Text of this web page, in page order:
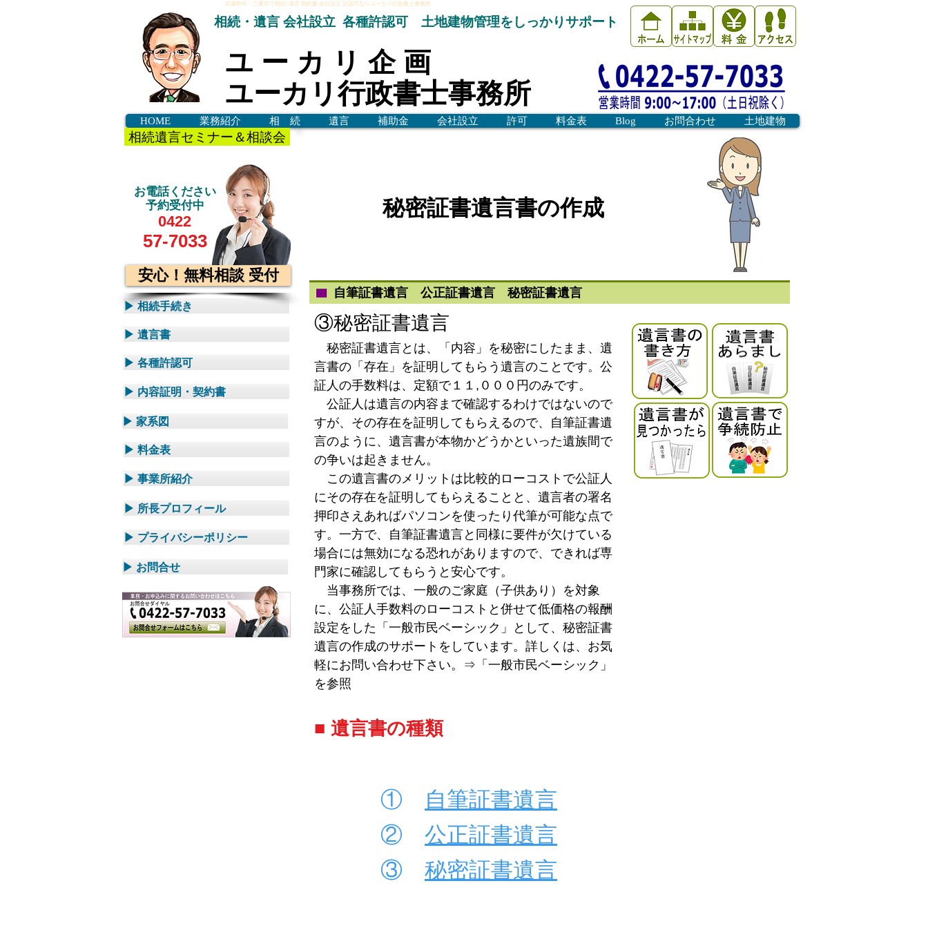
武蔵野市・三鷹市で相続･遺言 契約書 会社設立 許認可ならユーカリ行政書士事務所
相続・遺言 会社設立 各種許認可 土地建物管理をしっかりサポート
​ユ ー カ リ 企 画
ユーカリ行政書士事務所
HOME 業務紹介 相 続 遺言 補助金 会社設立 許可 料金表 Blog お問合わせ 土地建物
お電話ください
予約受付中
0422
57-7033
▶ 相続手続き
▶ 遺言書
▶ 各種許認可
▶ 内容証明・契約書
▶ 料金表
▶ 事業所紹介
▶ 所長プロフィール
▶ プライバシーポリシー
相続遺言セミナー＆相談会
安心！無料相談 受付
▶ お問合せ
▶ 家系図
③秘密証書遺言
秘密証書遺言とは、「内容」を秘密にしたまま、遺
言書の「存在」を証明してもらう遺言のことです。公
証人の手数料は、定額で１１,０００円のみです。
公証人は遺言の内容まで確認するわけではないので
すが、その存在を証明してもらえるので、自筆証書遺
言のように、遺言書が本物かどうかといった遺族間で
の争いは起きません。
この遺言書のメリットは比較的ローコストで公証人
にその存在を証明してもらえることと、遺言者の署名
押印さえあればパソコンを使ったり代筆が可能な点で
す。一方で、自筆証書遺言と同様に要件が欠けている
場合には無効になる恐れがありますので、できれば専
門家に確認してもらうと安心です。
当事務所では、一般のご家庭（子供あり）を対象
に、公証人手数料のローコストと併せて低価格の報酬
設定をした「一般市民ベーシック」として、秘密証書
遺言の作成のサポートをしています。詳しくは、お気
軽にお問い合わせ下さい。⇒「一般市民ベーシック」
を参照
■ 遺言書の種類
①
自筆証書遺言
② 公正証書遺言
③
秘密証書遺言
自筆証書遺言 公正証書遺言 秘密証書遺言
秘密証書遺言書の作成